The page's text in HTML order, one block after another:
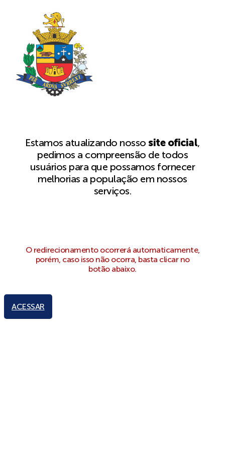
Estamos atualizando nossosite oficial,
pedimos a compreensão de todos
usuários para que possamos fornecer
melhorias a população em nossos
serviços.
O redirecionamento ocorrerá automaticamente,
porém, caso isso não ocorra, basta clicar no
botão abaixo.
ACESSAR